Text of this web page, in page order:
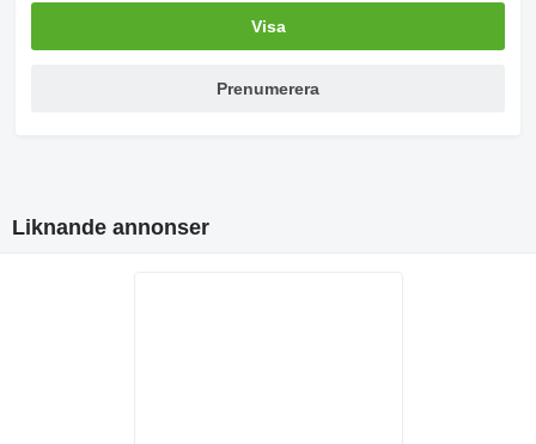
Visa
Prenumerera
Liknande annonser